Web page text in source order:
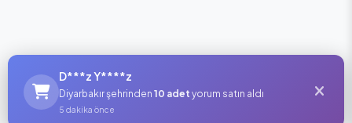
D***z Y****z
Diyarbakır şehrinden 10 adet yorum satın aldı
5 dakika önce